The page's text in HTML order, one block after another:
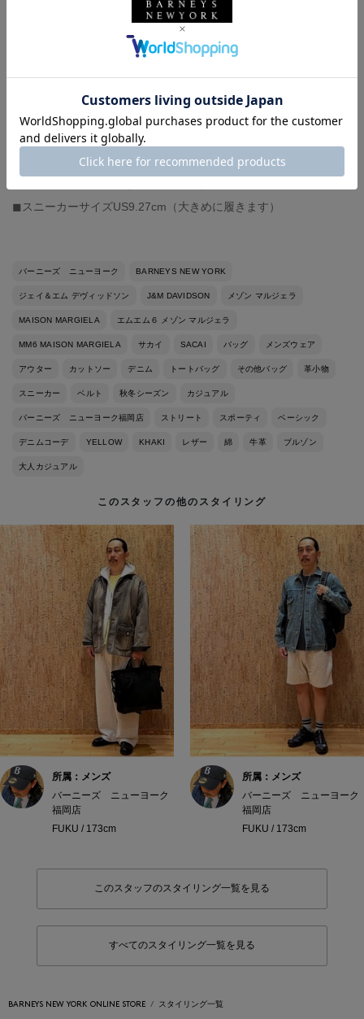
belt：J&M DAVIDSON（着用サイズ85cm）
bag：MM6 MAISON MARGIELA
-スタッフ体型-
◼︎身長173cm、体重66kg
◼︎ドレスシャツサイズ38
◼︎イタリアサイズ44-46（モデルにより）
◼︎スニーカーサイズUS9.27cm（大きめに履きます）
バーニーズ ニューヨーク BARNEYS NEW YORK
ジェイ＆エム デヴィッドソン J&M DAVIDSON メゾン マルジェラ
MAISON MARGIELA エムエム６ メゾン マルジェラ
MM6 MAISON MARGIELA サカイ SACAI バッグ メンズウェア
アウター カットソー デニム トートバッグ その他バッグ 革小物
スニーカー ベルト 秋冬シーズン カジュアル
バーニーズ ニューヨーク福岡店 ストリート スポーティ ベーシック
デニムコーデ YELLOW KHAKI レザー 綿 牛革 ブルゾン
大人カジュアル
このスタッフの他のスタイリング
所属：メンズ
バーニーズ ニューヨーク
福岡店
FUKU / 173cm
所属：メンズ
バーニーズ ニューヨーク
福岡店
FUKU / 173cm
このスタッフのスタイリング一覧を見る
すべてのスタイリング一覧を見る
BARNEYS NEW YORK ONLINE STORE スタイリング一覧